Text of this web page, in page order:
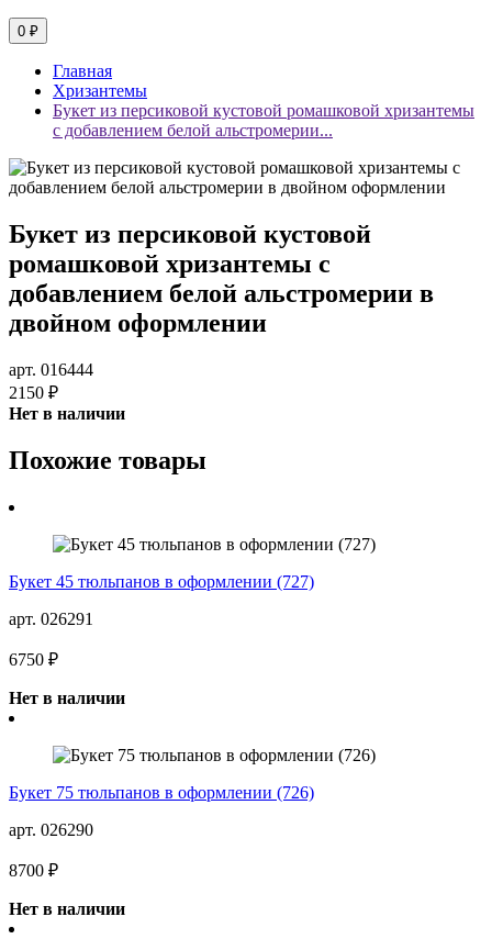
0 ₽
Главная
Хризантемы
Букет из персиковой кустовой ромашковой хризантемы
с добавлением белой альстромерии...
Букет из персиковой кустовой
ромашковой хризантемы с
добавлением белой альстромерии в
двойном оформлении
арт. 016444
2150 ₽
Нет в наличии
Похожие товары
Букет 45 тюльпанов в оформлении (727)
арт. 026291
6750 ₽
Нет в наличии
Букет 75 тюльпанов в оформлении (726)
арт. 026290
8700 ₽
Нет в наличии